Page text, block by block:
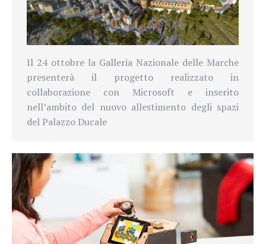
Il 24 ottobre la Galleria Nazionale delle Marche
presenterà il progetto realizzato in
collaborazione con Microsoft e inserito
nell’ambito del nuovo allestimento degli spazi
del Palazzo Ducale